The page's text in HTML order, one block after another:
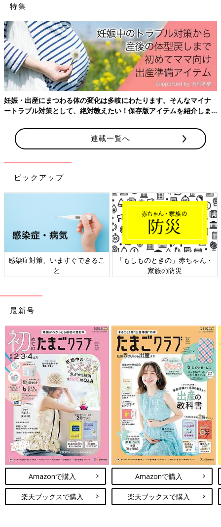
こちらは、coco_daysさんが西松屋で即購入したというワンピー
ス。伸縮性の高い天竺（てんじく）素材でやわらかく、着心地も
◎。ウエストのリボンと、淡い花柄が魅力的なアイテムです。一
緒に写っているサンダルも、西松屋で購入したとのこと♪
今っぽスタイルが完成！サッカー生地のシャツとパ
ンツ
出典：Instagramアカウント「shiosanb」
shiosanbさんは、セットアップ風に着られるシャツとハーフパン
ツを発見したそう。こちらはサッカー素材のため、通気性がよく
サラっとした肌触りで、暑い時期にもぴったり！シャツはトップ
スとして1枚で着るのはもちろん、柄もののインナーを入れても
◎。エアコンの効いた室内などでの体温調節としても活躍します
♪
ビッグフリルで特別感をプラス♪ ドット柄のテレコ
トップス
特集
妊娠・出産にまつわる体の変化は多岐にわたります。そんなマイナ
ートラブル対策として、絶対教えたい！保存版アイテムを紹介しま
連載一覧へ
ピックアップ
感染症対策、いますぐできるこ
と
「もしものときの」赤ちゃん・
家族の防災
最新号
Amazonで購入
楽天ブックスで購入
Amazonで購入
楽天ブックスで購入